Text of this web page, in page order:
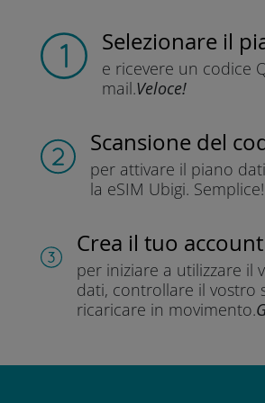
Selezionare il
e ricevere un codice
mail.Veloce!
Scansione del
per attivare il piano
la eSIM Ubigi. Semplice!
Crea il tuo account
per iniziare a utilizzare il
dati, controllare il vostro
ricaricare in movimento.